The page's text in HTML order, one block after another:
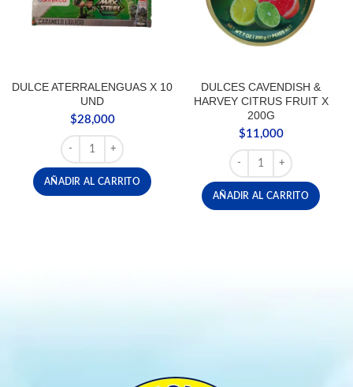
DULCE ATERRALENGUAS X 10
UND
$28,000
DULCE ATERRALENGUAS X 10 UND cantidad
AÑADIR AL CARRITO
DULCES CAVENDISH &
HARVEY CITRUS FRUIT X
200G
$11,000
DULCES CAVENDISH &
AÑADIR AL CARRITO